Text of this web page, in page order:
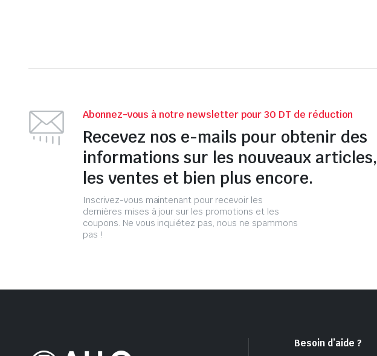
Abonnez-vous à notre newsletter pour 30 DT de réduction
Recevez nos e-mails pour obtenir des
informations sur les nouveaux articles,
les ventes et bien plus encore.
Inscrivez-vous maintenant pour recevoir les
dernières mises à jour sur les promotions et les
coupons. Ne vous inquiétez pas, nous ne spammons
pas !
Besoin d’aide ?